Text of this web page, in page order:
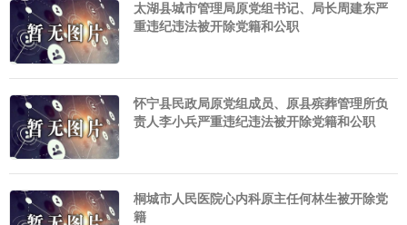
太湖县城市管理局原党组书记、局长周建东严
重违纪违法被开除党籍和公职
怀宁县民政局原党组成员、原县殡葬管理所负
责人李小兵严重违纪违法被开除党籍和公职
桐城市人民医院心内科原主任何林生被开除党
籍